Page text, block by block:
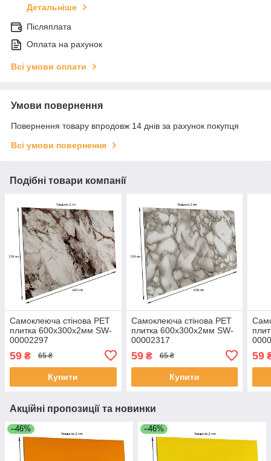
Детальніше
Післяплата
Оплата на рахунок
Всі умови оплати
Умови повернення
Повернення товару впродовж 14 днів за рахунок покупця
Всі умови повернення
Подібні товари компанії
Самоклеюча стінова PET
плитка 600х300х2мм SW-
00002297
59 ₴ 65 ₴
Купити
Самоклеюча стінова PET
плитка 600х300х2мм SW-
00002317
59₴ 65 ₴
Купити
59
Акційні пропозиції та новинки
–46% –46%